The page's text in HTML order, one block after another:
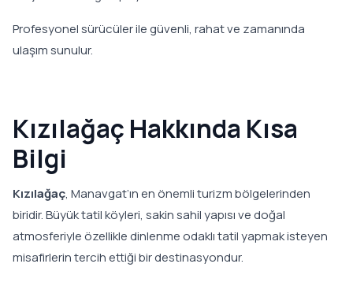
Profesyonel sürücüler ile güvenli, rahat ve zamanında
ulaşım sunulur.
Kızılağaç Hakkında Kısa
Bilgi
Kızılağaç, Manavgat’ın en önemli turizm bölgelerinden
biridir. Büyük tatil köyleri, sakin sahil yapısı ve doğal
atmosferiyle özellikle dinlenme odaklı tatil yapmak isteyen
misafirlerin tercih ettiği bir destinasyondur.